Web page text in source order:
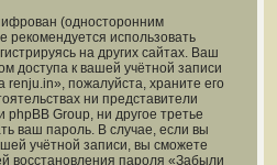
(односторонним
использовать
на других сайтах. Ваш
доступа к вашей учётной записи
пожалуйста, храните его
ни представители
Group, ни другое третье
ваш пароль. В случае, если вы
учётной записи, вы сможете
восстановления пароля «Забыли